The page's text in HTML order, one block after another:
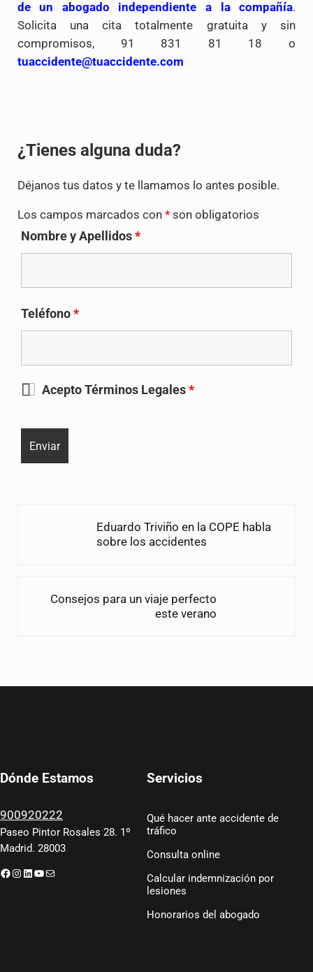
de un abogado independiente a la compañía.
Solicita una cita totalmente gratuita y sin
compromisos, 91 831 81 18 o
tuaccidente@tuaccidente.com
¿Tienes alguna duda?
Déjanos tus datos y te llamamos lo antes posible.
Los campos marcados con *son obligatorios
Nombre y Apellidos*
Teléfono*
Acepto Términos Legales*
Eduardo Triviño en la COPE habla
sobre los accidentes
Consejos para un viaje perfecto
este verano
Dónde Estamos
900920222
Paseo Pintor Rosales 28. 1º
Madrid. 28003
Facebook
Instagram
LinkedIn
YouTube
Correo electrónico
Servicios
Qué hacer ante accidente de
tráfico
Consulta online
Calcular indemnización por
lesiones
Honorarios del abogado